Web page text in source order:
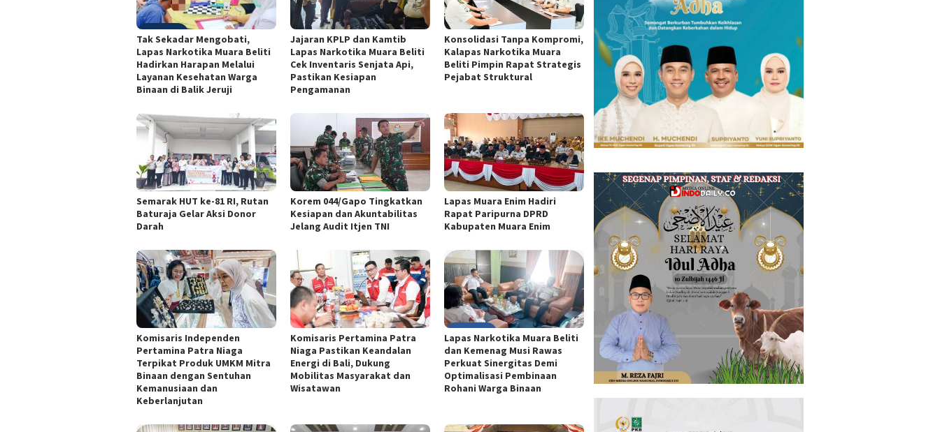
Tak Sekadar Mengobati,
Lapas Narkotika Muara Beliti
Hadirkan Harapan Melalui
Layanan Kesehatan Warga
Binaan di Balik Jeruji
Jajaran KPLP dan Kamtib
Lapas Narkotika Muara Beliti
Cek Inventaris Senjata Api,
Pastikan Kesiapan
Pengamanan
Konsolidasi Tanpa Kompromi,
Kalapas Narkotika Muara
Beliti Pimpin Rapat Strategis
Pejabat Struktural
Semarak HUT ke-81 RI, Rutan
Baturaja Gelar Aksi Donor
Darah
Korem 044/Gapo Tingkatkan
Kesiapan dan Akuntabilitas
Jelang Audit Itjen TNI
Lapas Muara Enim Hadiri
Rapat Paripurna DPRD
Kabupaten Muara Enim
Komisaris Independen
Pertamina Patra Niaga
Terpikat Produk UMKM Mitra
Binaan dengan Sentuhan
Kemanusiaan dan
Keberlanjutan
Komisaris Pertamina Patra
Niaga Pastikan Keandalan
Energi di Bali, Dukung
Mobilitas Masyarakat dan
Wisatawan
Lapas Narkotika Muara Beliti
dan Kemenag Musi Rawas
Perkuat Sinergitas Demi
Optimalisasi Pembinaan
Rohani Warga Binaan